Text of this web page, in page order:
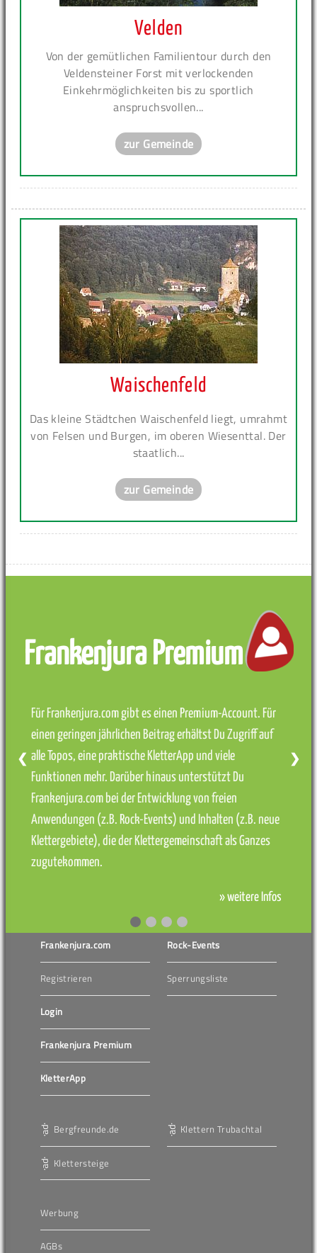
Velden
Von der gemütlichen Familientour durch den
Veldensteiner Forst mit verlockenden
Einkehrmöglichkeiten bis zu sportlich
anspruchsvollen...
zur Gemeinde
Waischenfeld
Das kleine Städtchen Waischenfeld liegt, umrahmt
von Felsen und Burgen, im oberen Wiesenttal. Der
staatlich...
zur Gemeinde
Frankenjura Premium
Für Frankenjura.com gibt es einen Premium-Account. Für
einen geringen jährlichen Beitrag erhältst Du Zugriff auf
alle Topos, eine praktische KletterApp und viele
Funktionen mehr. Darüber hinaus unterstützt Du
Frankenjura.com bei der Entwicklung von freien
Anwendungen (z.B. Rock-Events) und Inhalten (z.B. neue
Klettergebiete), die der Klettergemeinschaft als Ganzes
zugutekommen.
» weitere Infos
❮ ❯
Frankenjura.com
Registrieren
Login
Frankenjura Premium
KletterApp
Rock-Events
Sperrungsliste
Bergfreunde.de
Klettersteige
Klettern Trubachtal
Werbung
AGBs